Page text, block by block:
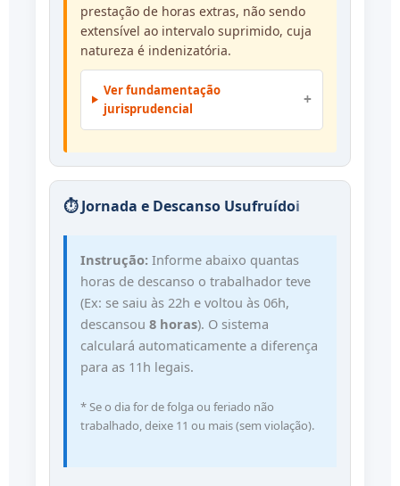
prestação de horas extras, não sendo
extensível ao intervalo suprimido, cuja
natureza é indenizatória.
Ver fundamentação
jurisprudencial
⏱️ Jornada e Descanso Usufruídoℹ️
Instrução: Informe abaixo quantas
horas de descanso o trabalhador teve
(Ex: se saiu às 22h e voltou às 06h,
descansou 8 horas). O sistema
calculará automaticamente a diferença
para as 11h legais.
* Se o dia for de folga ou feriado não
trabalhado, deixe 11 ou mais (sem violação).